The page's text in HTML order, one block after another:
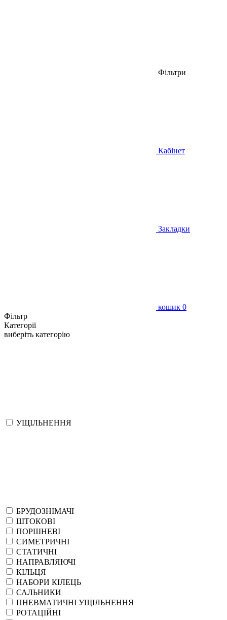
Фільтри
Кабінет
Закладки
кошик 0
Фільтр
Категорії
виберіть категорію
УЩІЛЬНЕННЯ
БРУДОЗНІМАЧІ
ШТОКОВІ
ПОРШНЕВІ
СИМЕТРИЧНІ
СТАТИЧНІ
НАПРАВЛЯЮЧІ
КІЛЬЦЯ
НАБОРИ КІЛЕЦЬ
САЛЬНИКИ
ПНЕВМАТИЧНІ УЩІЛЬНЕННЯ
РОТАЦІЙНІ